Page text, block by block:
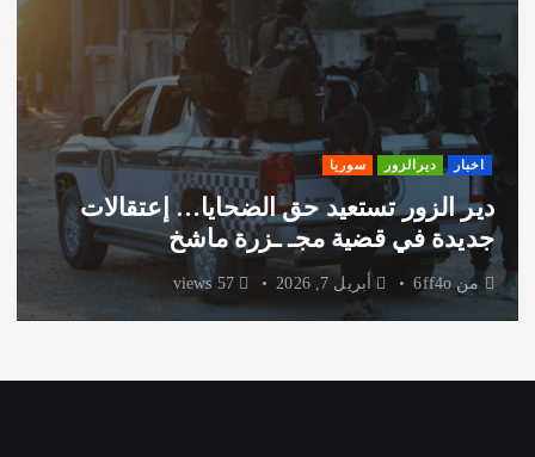
اخبار ديرالزور سوريا
دير الزور تستعيد حق الضحايا… إعتقالات
جديدة في قضية مجـ ـزرة ماشخ
من 6ff4o أبريل 7, 2026